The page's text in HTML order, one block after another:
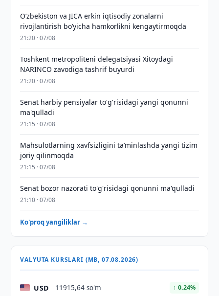
Oʻzbekiston va JICA erkin iqtisodiy zonalarni
rivojlantirish boʻyicha hamkorlikni kengaytirmoqda
21:20 · 07/08
Toshkent metropoliteni delegatsiyasi Xitoydagi
NARINCO zavodiga tashrif buyurdi
21:20 · 07/08
Senat harbiy pensiyalar to'g'risidagi yangi qonunni
ma'qulladi
21:15 · 07/08
Mahsulotlarning xavfsizligini taʼminlashda yangi tizim
joriy qilinmoqda
21:15 · 07/08
Senat bozor nazorati to'g'risidagi qonunni ma'qulladi
21:10 · 07/08
Ko'proq yangiliklar →
VALYUTA KURSLARI (MB, 07.08.2026)
USD 11915,64 so'm ↑ 0.24%